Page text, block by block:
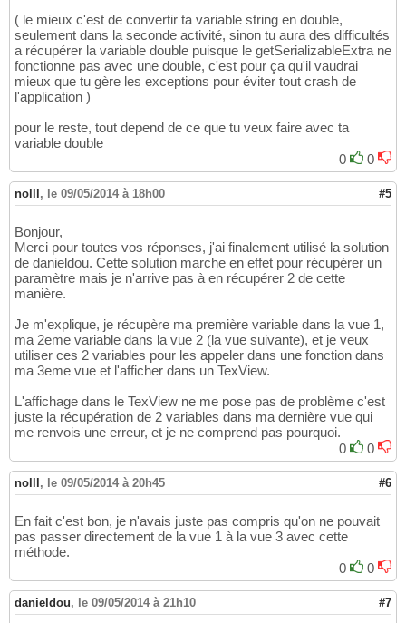
31
32
33
34
35
36
38
}
}
}
14
15
16
17
18
19
21
22
		setContentView
(
		String str =
(String)
double d =
//tu peux donc utiliser la
}
}
( le mieux c'est de convertir ta variable string en double,
seulement dans la seconde activité, sinon tu aura des difficultés
a récupérer la variable double puisque le getSerializableExtra ne
fonctionne pas avec une double, c'est pour ça qu'il vaudrai
mieux que tu gère les exceptions pour éviter tout crash de
l'application )
pour le reste, tout depend de ce que tu veux faire avec ta
variable double
0
0
nolll , le 09/05/2014 à 18h00 #5
Bonjour,
Merci pour toutes vos réponses, j'ai finalement utilisé la solution
de danieldou. Cette solution marche en effet pour récupérer un
paramètre mais je n'arrive pas à en récupérer 2 de cette
manière.
Je m'explique, je récupère ma première variable dans la vue 1,
ma 2eme variable dans la vue 2 (la vue suivante), et je veux
utiliser ces 2 variables pour les appeler dans une fonction dans
ma 3eme vue et l'afficher dans un TexView.
L'affichage dans le TexView ne me pose pas de problème c'est
juste la récupération de 2 variables dans ma dernière vue qui
me renvois une erreur, et je ne comprend pas pourquoi.
0
0
nolll , le 09/05/2014 à 20h45 #6
En fait c'est bon, je n'avais juste pas compris qu'on ne pouvait
pas passer directement de la vue 1 à la vue 3 avec cette
méthode.
0
0
danieldou, le 09/05/2014 à 21h10 #7